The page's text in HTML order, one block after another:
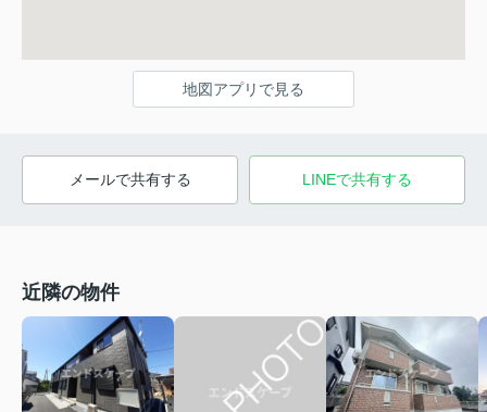
地図アプリで見る
メールで共有する LINEで共有する
近隣の物件